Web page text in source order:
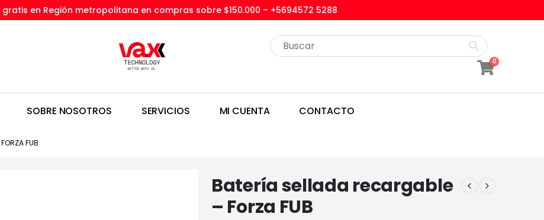
en Región metropolitana en compras sobre $150.000 – +5694572 5288
0
SOBRE NOSOTROS SERVICIOS MI CUENTA CONTACTO
FUB
Batería sellada recargable
– Forza FUB